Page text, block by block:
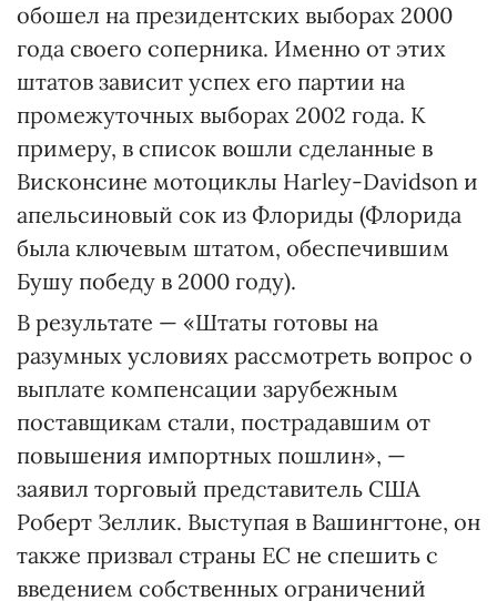
обошел на президентских выборах 2000
года своего соперника. Именно от этих
штатов зависит успех его партии на
промежуточных выборах 2002 года. К
примеру, в список вошли сделанные в
Висконсине мотоциклы Harley-Davidson и
апельсиновый сок из Флориды (Флорида
была ключевым штатом, обеспечившим
Бушу победу в 2000 году).
В результате — «Штаты готовы на
разумных условиях рассмотреть вопрос о
выплате компенсации зарубежным
поставщикам стали, пострадавшим от
повышения импортных пошлин», —
заявил торговый представитель США
Роберт Зеллик. Выступая в Вашингтоне, он
также призвал страны ЕС не спешить с
введением собственных ограничений